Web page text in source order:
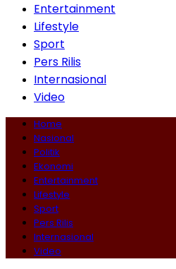
Entertainment
Lifestyle
Sport
Pers Rilis
Internasional
Video
Home
Nasional
Politik
Ekonomi
Entertainment
Lifestyle
Sport
Pers Rilis
Internasional
Video